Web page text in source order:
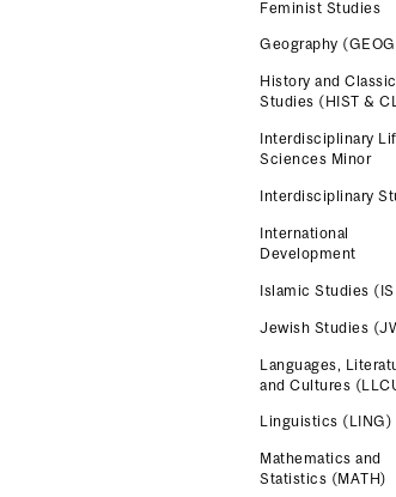
Feminist Studies
Geography
History and
Studies (HIST &
Interdisciplinary
Sciences Minor
Interdisciplinary
International
Development
Islamic Studies
Jewish Studies
Languages,
and Cultures
Linguistics (LING)
Mathematics and
Statistics (MATH)